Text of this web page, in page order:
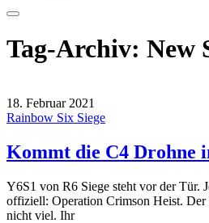
Hauptmenü
Tag-Archiv: New
18. Februar 2021
Rainbow Six Siege
Kommt die C4 Drohne
Y6S1 von R6 Siege steht vor der Tür.
offiziell: Operation Crimson Heist. Der
nicht viel. Ihr